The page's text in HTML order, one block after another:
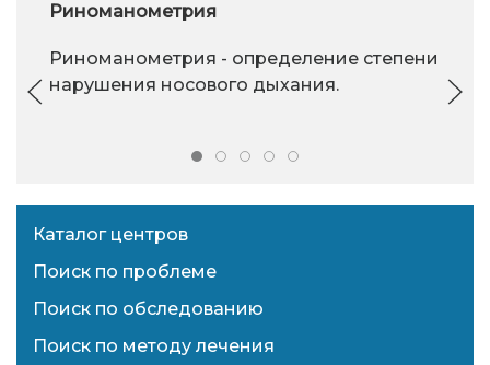
Риноманометрия
Риноманометрия - определение степени
нарушения носового дыхания.
Каталог центров
Поиск по проблеме
Поиск по обследованию
Поиск по методу лечения